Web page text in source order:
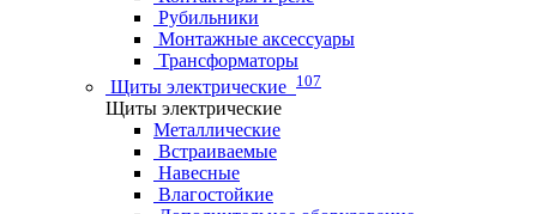
Рубильники
Монтажные аксессуары
Трансформаторы
Щиты электрические 107
Щиты электрические
Металлические
Встраиваемые
Навесные
Влагостойкие